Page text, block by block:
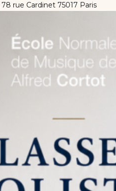
78 rue Cardinet 75017 Paris